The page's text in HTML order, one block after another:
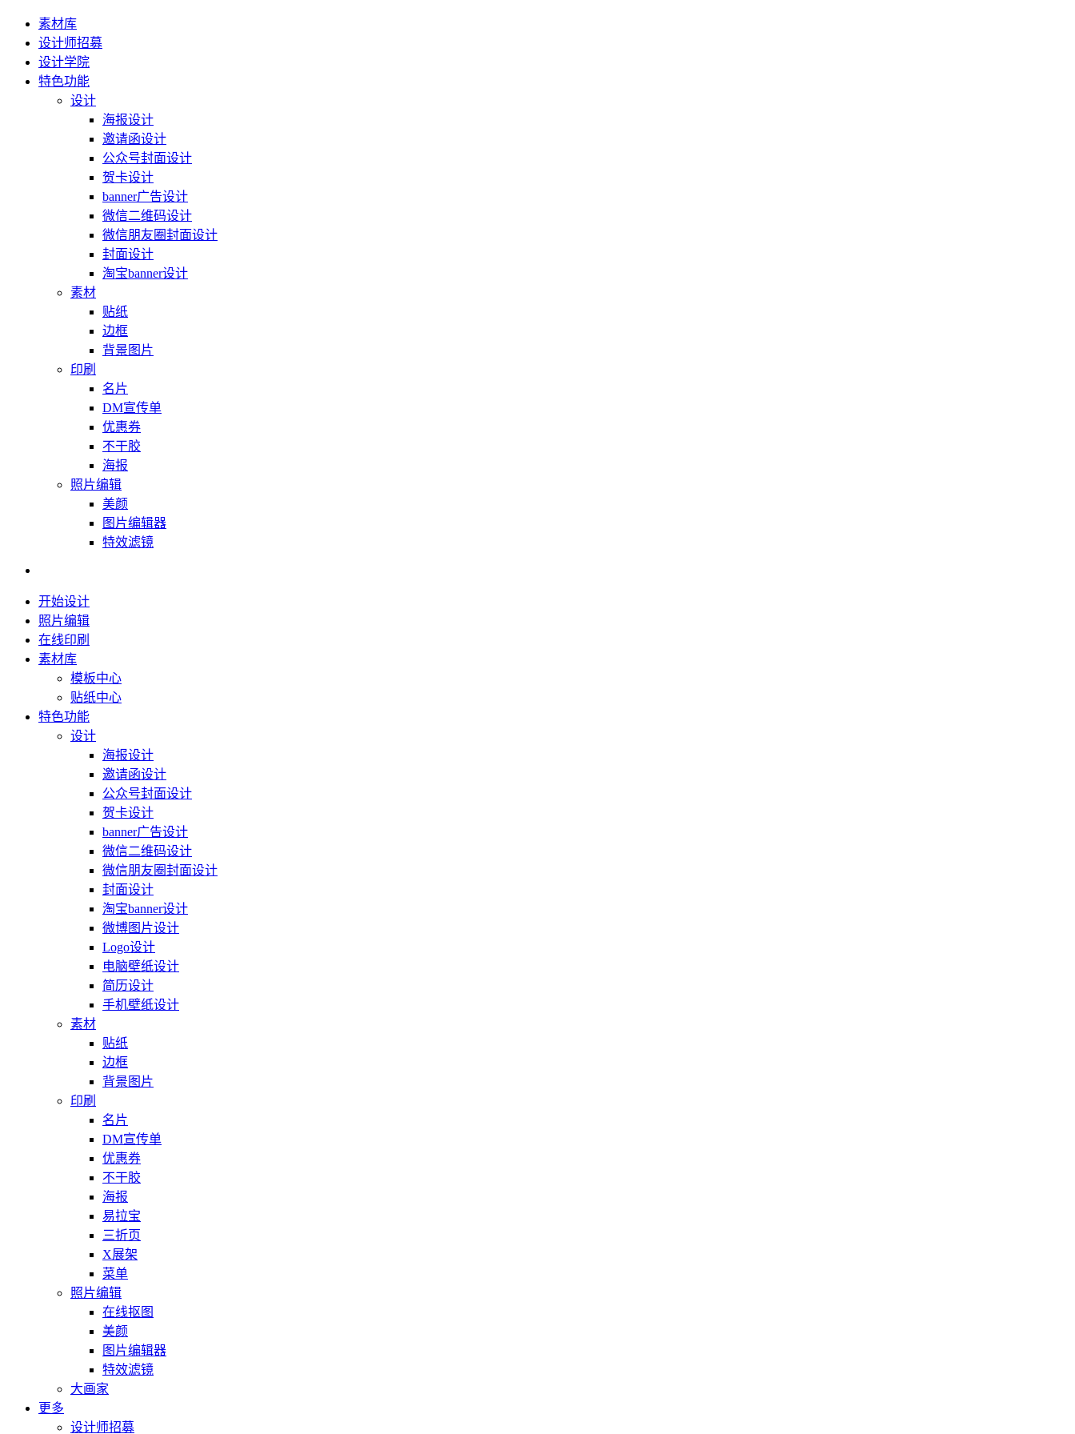
素材库
设计师招募
设计学院
特色功能
设计
海报设计
邀请函设计
公众号封面设计
贺卡设计
banner广告设计
微信二维码设计
微信朋友圈封面设计
封面设计
淘宝banner设计
素材
贴纸
边框
背景图片
印刷
名片
DM宣传单
优惠券
不干胶
海报
照片编辑
美颜
图片编辑器
特效滤镜
开始设计
照片编辑
在线印刷
素材库
模板中心
贴纸中心
特色功能
设计
海报设计
邀请函设计
公众号封面设计
贺卡设计
banner广告设计
微信二维码设计
微信朋友圈封面设计
封面设计
淘宝banner设计
微博图片设计
Logo设计
电脑壁纸设计
简历设计
手机壁纸设计
素材
贴纸
边框
背景图片
印刷
名片
DM宣传单
优惠券
不干胶
海报
易拉宝
三折页
X展架
菜单
照片编辑
在线抠图
美颜
图片编辑器
特效滤镜
大画家
更多
设计师招募